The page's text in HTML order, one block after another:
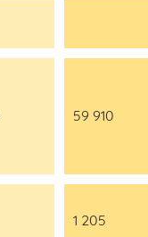
59 910
1 205